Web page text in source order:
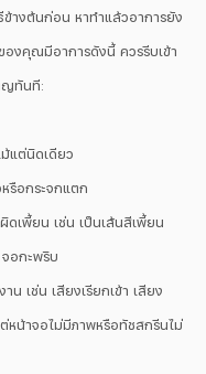
ข้างต้นก่อน หาทำแล้วอาการยัง
องคุณมีอาการดังนี้ ควรรีบเข้า
ญทันที:
แต่นิดเดียว
รือกระจกแตก
เพี้ยน เช่น เป็นเส้นสีเพี้ยน
อกะพริบ
น เช่น เสียงเรียกเข้า เสียง
หน้าจอไม่มีภาพหรือทัชสกรีนไม่